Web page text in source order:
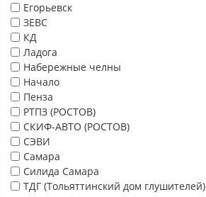
Егорьевск
ЗЕВС
КД
Ладога
Набережные челны
Начало
Пенза
РТПЗ (РОСТОВ)
СКИФ-АВТО (РОСТОВ)
СЭВИ
Самара
Силида Самара
ТДГ (Тольяттинский дом глушителей)